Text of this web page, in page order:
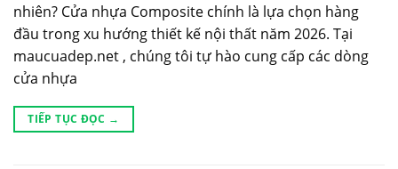
nhiên? Cửa nhựa Composite chính là lựa chọn hàng
đầu trong xu hướng thiết kế nội thất năm 2026. Tại
maucuadep.net , chúng tôi tự hào cung cấp các dòng
cửa nhựa
TIẾP TỤC ĐỌC →